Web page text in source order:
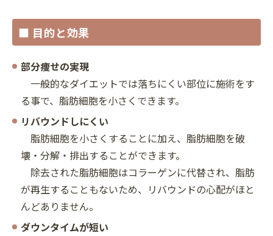
■ 目的と効果
部分痩せの実現
一般的なダイエットでは落ちにくい部位に施術をす
る事で、脂肪細胞を小さくできます。
リバウンドしにくい
脂肪細胞を小さくすることに加え、脂肪細胞を破
壊・分解・排出することができます。
除去された脂肪細胞はコラーゲンに代替され、脂肪
が再生することもないため、リバウンドの心配がほと
んどありません。
ダウンタイムが短い